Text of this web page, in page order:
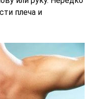
плеча и